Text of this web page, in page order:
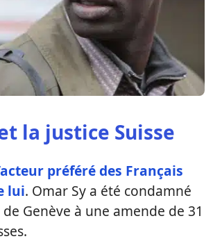
la justice Suisse
préféré des Français
lui. Omar Sy a été condamné
Genève à une amende de 31